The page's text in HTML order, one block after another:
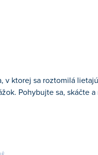
v ktorej sa roztomilá
Pohybujte sa, skáčte
vydáva na nebezpečné